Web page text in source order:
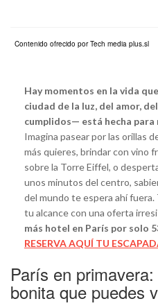
Contenido ofrecido por Tech media plus.sl
Hay momentos en la vida
ciudad de la luz, del amor,
cumplidos— está hecha
Imagina pasear por las orillas
más quieres, brindar con vino
sobre la Torre Eiffel, o
unos minutos del centro,
del mundo te espera ahí
tu alcance con una oferta
más hotel en París por solo
RESERVA AQUÍ TU
París en
bonita que puedes